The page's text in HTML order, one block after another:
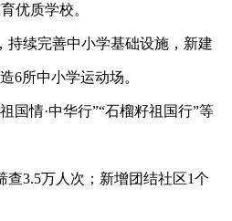
优质学校。
持续完善中小学基础设施，新建
6所中小学运动场。
国情·中华行”“石榴籽祖国行”等
查3.5万人次；新增团结社区1个